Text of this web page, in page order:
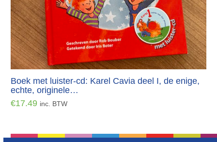
Boek met luister-cd: Karel Cavia deel I, de enige,
echte, originele…
€17.49 inc. BTW